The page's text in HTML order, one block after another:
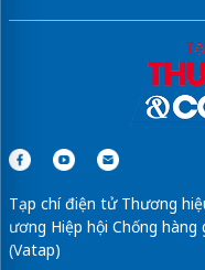
Tạp chí điện tử Thương
ương Hiệp hội Chống
(Vatap)